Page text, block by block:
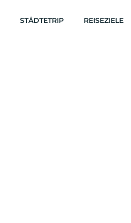
STÄDTETRIP REISEZIELE